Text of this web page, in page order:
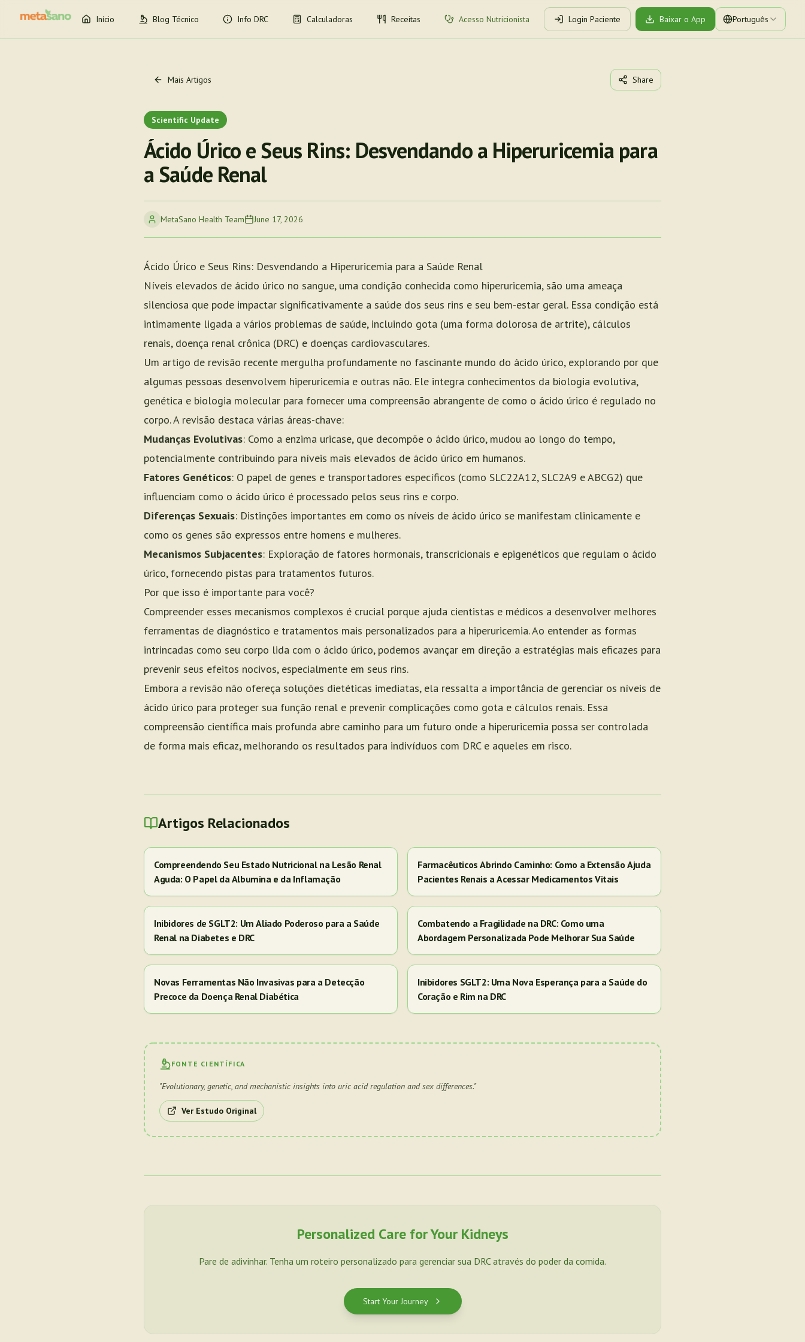
Início Blog Técnico Info DRC Calculadoras Receitas Acesso Nutricionista Login Paciente Baixar o App Português
Mais Artigos Share
Scientific Update
Ácido Úrico e Seus Rins: Desvendando a Hiperuricemia para
a Saúde Renal
MetaSano Health Team June 17, 2026
Ácido Úrico e Seus Rins: Desvendando a Hiperuricemia para a Saúde Renal
Níveis elevados de ácido úrico no sangue, uma condição conhecida como hiperuricemia, são uma ameaça
silenciosa que pode impactar significativamente a saúde dos seus rins e seu bem-estar geral. Essa condição está
intimamente ligada a vários problemas de saúde, incluindo gota (uma forma dolorosa de artrite), cálculos
renais, doença renal crônica (DRC) e doenças cardiovasculares.
Um artigo de revisão recente mergulha profundamente no fascinante mundo do ácido úrico, explorando por que
algumas pessoas desenvolvem hiperuricemia e outras não. Ele integra conhecimentos da biologia evolutiva,
genética e biologia molecular para fornecer uma compreensão abrangente de como o ácido úrico é regulado no
corpo. A revisão destaca várias áreas-chave:
Mudanças Evolutivas: Como a enzima uricase, que decompõe o ácido úrico, mudou ao longo do tempo,
potencialmente contribuindo para níveis mais elevados de ácido úrico em humanos.
Fatores Genéticos: O papel de genes e transportadores específicos (como SLC22A12, SLC2A9 e ABCG2) que
influenciam como o ácido úrico é processado pelos seus rins e corpo.
Diferenças Sexuais: Distinções importantes em como os níveis de ácido úrico se manifestam clinicamente e
como os genes são expressos entre homens e mulheres.
Mecanismos Subjacentes: Exploração de fatores hormonais, transcricionais e epigenéticos que regulam o ácido
úrico, fornecendo pistas para tratamentos futuros.
Por que isso é importante para você?
Compreender esses mecanismos complexos é crucial porque ajuda cientistas e médicos a desenvolver melhores
ferramentas de diagnóstico e tratamentos mais personalizados para a hiperuricemia. Ao entender as formas
intrincadas como seu corpo lida com o ácido úrico, podemos avançar em direção a estratégias mais eficazes para
prevenir seus efeitos nocivos, especialmente em seus rins.
Embora a revisão não ofereça soluções dietéticas imediatas, ela ressalta a importância de gerenciar os níveis de
ácido úrico para proteger sua função renal e prevenir complicações como gota e cálculos renais. Essa
compreensão científica mais profunda abre caminho para um futuro onde a hiperuricemia possa ser controlada
de forma mais eficaz, melhorando os resultados para indivíduos com DRC e aqueles em risco.
Artigos Relacionados
Compreendendo Seu Estado Nutricional na Lesão Renal
Aguda: O Papel da Albumina e da Inflamação
Farmacêuticos Abrindo Caminho: Como a Extensão Ajuda
Pacientes Renais a Acessar Medicamentos Vitais
Inibidores de SGLT2: Um Aliado Poderoso para a Saúde
Renal na Diabetes e DRC
Combatendo a Fragilidade na DRC: Como uma
Abordagem Personalizada Pode Melhorar Sua Saúde
Novas Ferramentas Não Invasivas para a Detecção
Precoce da Doença Renal Diabética
Inibidores SGLT2: Uma Nova Esperança para a Saúde do
Coração e Rim na DRC
FONTE CIENTÍFICA
"Evolutionary, genetic, and mechanistic insights into uric acid regulation and sex differences."
Ver Estudo Original
Personalized Care for Your Kidneys
Pare de adivinhar. Tenha um roteiro personalizado para gerenciar sua DRC através do poder da comida.
Start Your Journey